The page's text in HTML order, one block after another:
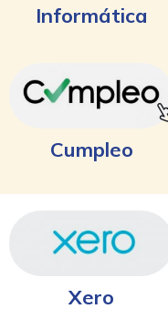
Informática
Cumpleo
Xero